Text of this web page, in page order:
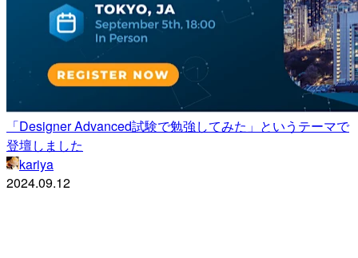
「Designer Advanced試験で勉強してみた」というテーマで
登壇しました
kariya
2024.09.12